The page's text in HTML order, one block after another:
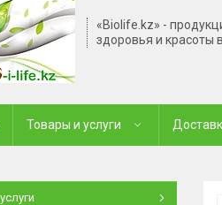
«Biolife.kz» -
здоровья и красоты
Товары и услуги